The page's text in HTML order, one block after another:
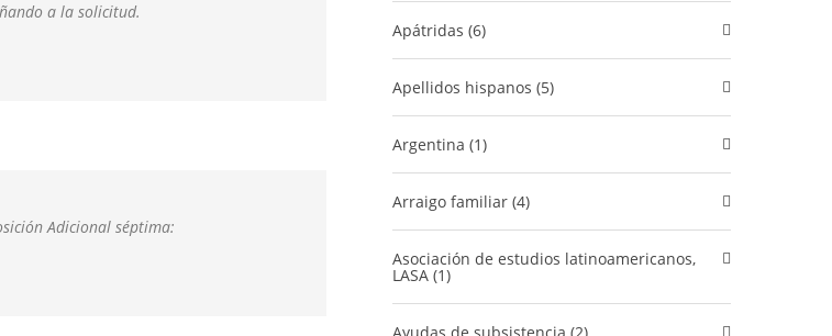
a la solicitud.
Adicional séptima:
Apátridas (6)
Apellidos hispanos (5)
Argentina (1)
Arraigo familiar (4)
Asociación de estudios latinoamericanos,
LASA (1)